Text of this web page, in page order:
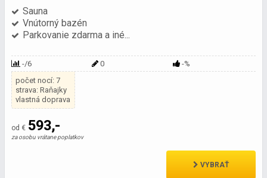
Sauna
Vnútorný bazén
Parkovanie zdarma a iné...
-/6 0
-%
počet nocí: 7
strava: Raňajky
vlastná doprava
od € 593,-
za osobu vrátane poplatkov
VYBRAŤ